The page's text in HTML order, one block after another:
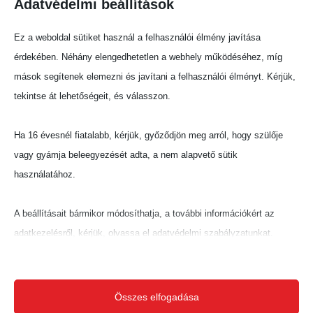
Adatvédelmi beállítások
Ez a weboldal sütiket használ a felhasználói élmény javítása
érdekében. Néhány elengedhetetlen a webhely működéséhez, míg
mások segítenek elemezni és javítani a felhasználói élményt. Kérjük,
tekintse át lehetőségeit, és válasszon.
Ha 16 évesnél fiatalabb, kérjük, győződjön meg arról, hogy szülője
vagy gyámja beleegyezését adta, a nem alapvető sütik
használatához.
A beállításait bármikor módosíthatja, a további információkért az
adatkezelésről, kérjük, olvassa el adatvédelmi szabályzatunkat.
Ne feledje, hogy ha bizonyos típusú sütik, vagy szolgáltatások
Összes elfogadása